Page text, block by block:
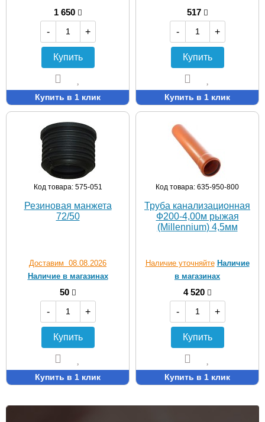
1 650
-
+
Купить
Купить в 1 клик
517
-
+
Купить
Купить в 1 клик
Код товара: 575-051
Резиновая манжета
72/50
Доставим 08.08.2026
Наличие в магазинах
50
-
+
Купить
Купить в 1 клик
Код товара: 635-950-800
Труба канализационная
Ф200-4,00м рыжая
(Millennium) 4,5мм
Наличие уточняйте Наличие
в магазинах
4 520
-
+
Купить
Купить в 1 клик